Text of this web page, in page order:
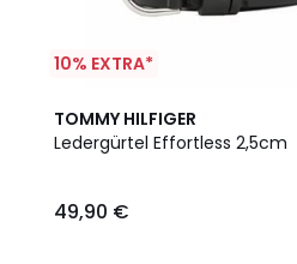
10% EXTRA*
TOMMY HILFIGER
Ledergürtel Effortless 2,5cm
49,90 €